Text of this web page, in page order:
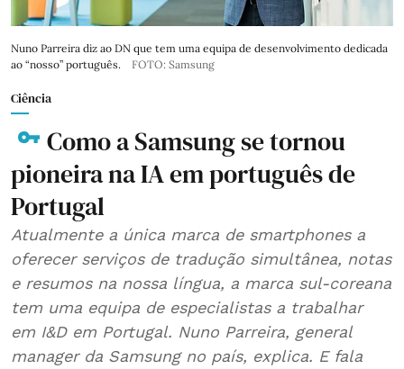
Nuno Parreira diz ao DN que tem uma equipa de desenvolvimento dedicada
ao “nosso” português.
FOTO: Samsung
Ciência
Como a Samsung se tornou
pioneira na IA em português de
Portugal
Atualmente a única marca de smartphones a
oferecer serviços de tradução simultânea, notas
e resumos na nossa língua, a marca sul-coreana
tem uma equipa de especialistas a trabalhar
em I&D em Portugal. Nuno Parreira, general
manager da Samsung no país, explica. E fala